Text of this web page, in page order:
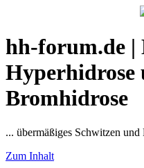
hh-forum.de
Hyperhidrose
Bromhidrose
... übermäßiges Schwitzen und
Zum Inhalt